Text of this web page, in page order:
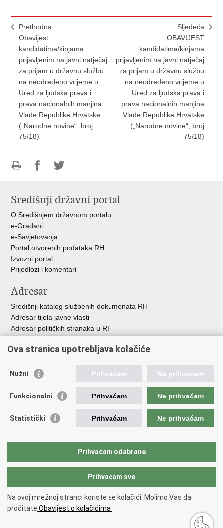
Prethodna
Obavijest
kandidatima/kinjama
prijavljenim na javni natječaj
za prijam u državnu službu
na neodređeno vrijeme u
Ured za ljudska prava i
prava nacionalnih manjina
Vlade Republike Hrvatske
(„Narodne novine“, broj
75/18)
Sljedeća
OBAVIJEST
kandidatima/kinjama
prijavljenim na javni natječaj
za prijam u državnu službu
na neodređeno vrijeme u
Ured za ljudska prava i
prava nacionalnih manjina
Vlade Republike Hrvatske
(„Narodne novine“, broj
75/18)
FacebookuTwitteru
Središnji državni portal
O Središnjem državnom portalu
e-Građani
e-Savjetovanja
Portal otvorenih podataka RH
Izvozni portal
Prijedlozi i komentari
Adresar
Središnji katalog službenih dokumenata RH
Adresar tijela javne vlasti
Adresar političkih stranaka u RH
Besplatni telefoni javne uprave
Vlada Republike Hrvatske
Savjet za nacionalne manjine
Okvirna konvencija za zaštitu nacionalnih manjina
Ured zastupnika RH pred Eur.sudom za ljudska prava
Copyright © 2026 Ured za ljudska prava i prava nacionalnih manjina.
Uvjeti korištenja.
Ova stranica upotrebljava kolačiće
Nužni Prihvaćam Ne prihvaćam
Funkcionalni Prihvaćam Ne prihvaćam
Statistički Prihvaćam Ne prihvaćam
Prihvaćam odabrane
Prihvaćam sve
Na ovoj mrežnoj stranci koriste se kolačići. Molimo Vas da
pročitate Obavijest o kolačićima.